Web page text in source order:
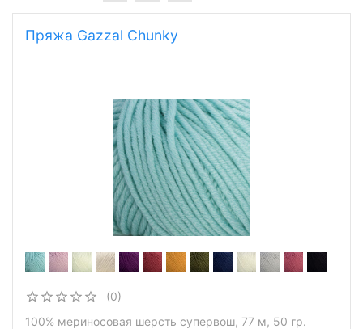
Пряжа Gazzal Chunky
(0)
100% мериносовая шерсть супервош, 77 м, 50 гр.